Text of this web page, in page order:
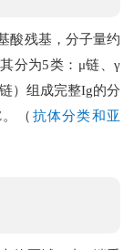
酸残基，分子量约
分为5类：μ链、γ
）组成完整Ig的分
（ 抗体分类和亚